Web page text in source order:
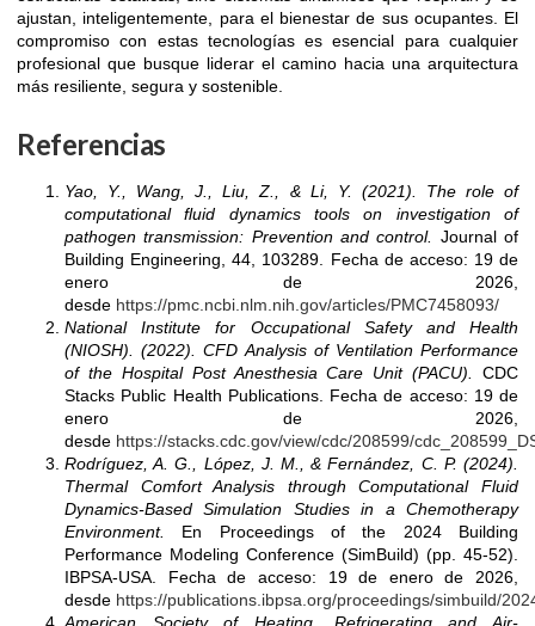
ajustan, inteligentemente, para el bienestar de sus ocupantes. El
compromiso con estas tecnologías es esencial para cualquier
profesional que busque liderar el camino hacia una arquitectura
más resiliente, segura y sostenible.
Referencias
Yao, Y., Wang, J., Liu, Z., & Li, Y. (2021). The role of
computational fluid dynamics tools on investigation of
pathogen transmission: Prevention and control.
Journal of
Building Engineering, 44, 103289. Fecha de acceso: 19 de
enero de 2026,
desde https://pmc.ncbi.nlm.nih.gov/articles/PMC7458093/
National Institute for Occupational Safety and Health
(NIOSH). (2022). CFD Analysis of Ventilation Performance
of the Hospital Post Anesthesia Care Unit (PACU).
CDC
Stacks Public Health Publications. Fecha de acceso: 19 de
enero de 2026,
desde https://stacks.cdc.gov/view/cdc/208599/
Rodríguez, A. G., López, J. M., & Fernández, C. P. (2024).
Thermal Comfort Analysis through Computational Fluid
Dynamics-Based Simulation Studies in a Chemotherapy
Environment.
En Proceedings of the 2024 Building
Performance Modeling Conference (SimBuild) (pp. 45-52).
IBPSA-USA. Fecha de acceso: 19 de enero de 2026,
desde https://publications.ibpsa.org/proceedings/simbuild/